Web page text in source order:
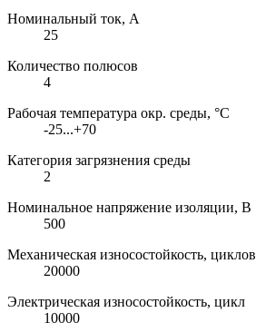
Номинальный ток, А
25
Количество полюсов
4
Рабочая температура окр. среды, °C
-25...+70
Категория загрязнения среды
2
Номинальное напряжение изоляции, В
500
Механическая износостойкость, циклов
20000
Электрическая износостойкость, цикл
10000